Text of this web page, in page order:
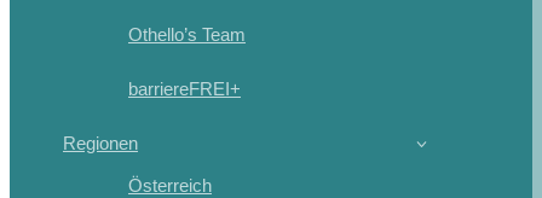
Othello’s Team
barriereFREI+
Regionen
Österreich